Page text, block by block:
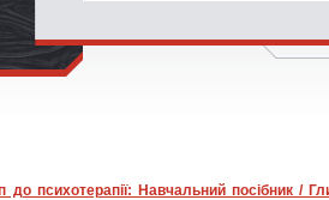
до психотерапії: Навчальний посібник /